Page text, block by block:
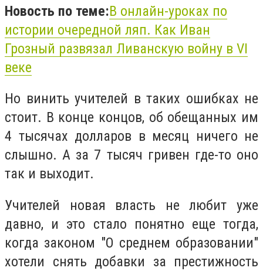
Новость по теме:В онлайн-уроках по
истории очередной ляп. Как Иван
Грозный развязал Ливанскую войну в VI
веке
Но винить учителей в таких ошибках не
стоит. В конце концов, об обещанных им
4 тысячах долларов в месяц ничего не
слышно. А за 7 тысяч гривен где-то оно
так и выходит.
Учителей новая власть не любит уже
давно, и это стало понятно еще тогда,
когда законом "О среднем образовании"
хотели снять добавки за престижность